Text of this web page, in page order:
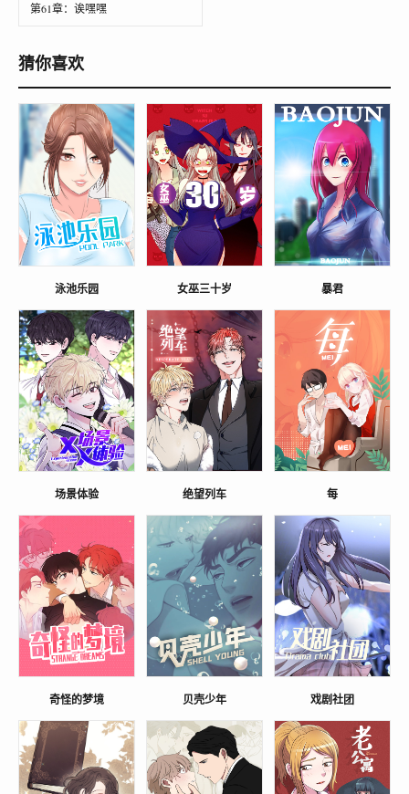
第61章：诶嘿嘿
猜你喜欢
泳池乐园 女巫三十岁 暴君
场景体验 绝望列车 每
奇怪的梦境 贝壳少年 戏剧社团